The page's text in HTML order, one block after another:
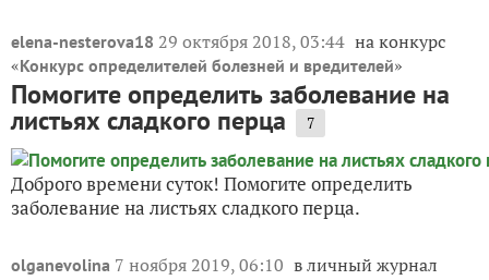
elena-nesterova18 29 октября 2018, 03:44 на конкурс
«Конкурс определителей болезней и вредителей»
Помогите определить заболевание на
листьях сладкого перца 7
Доброго времени суток! Помогите определить
заболевание на листьях сладкого перца.
olganevolina 7 ноября 2019, 06:10 в личный журнал